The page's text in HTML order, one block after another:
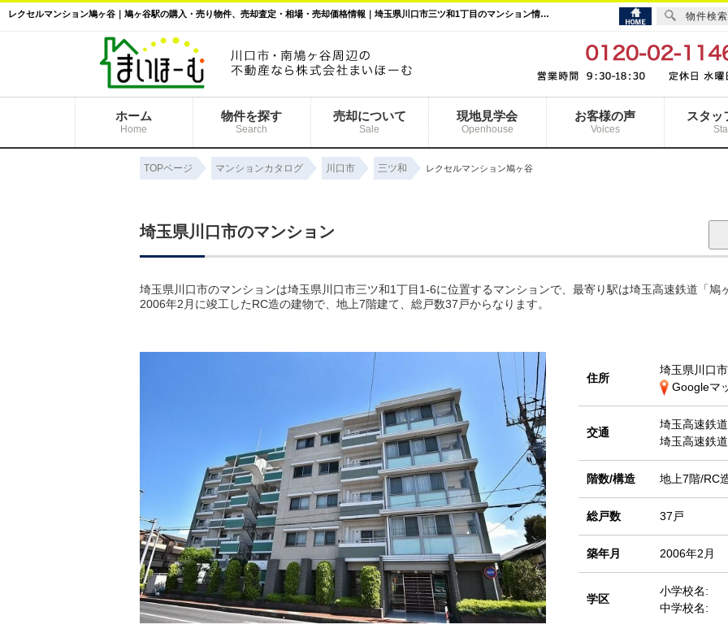
レクセルマンション鳩ヶ谷｜鳩ヶ谷駅の購入・売り物件、売却査定・相場・売却価格情報｜埼玉県川口市三ツ和1丁目のマンション情報｜まいほーむ
ホーム
Home
物件を探す
Search
売却について
Sale
現地見学会
Openhouse
お客様の声
Voices
スタッ
TOPページ マンションカタログ 川口市 三ツ和 レクセルマンション鳩ヶ谷
埼玉県川口市のマンション
埼玉県川口市のマンションは埼玉県川口市三ツ和1丁目1-6に位置するマンションで、最寄り駅は埼玉高速鉄道「鳩
2006年2月に竣工したRC造の建物で、地上7階建て、総戸数37戸からなります。
住所
埼玉県川口
Googleマ
交通
埼玉高速鉄道
埼玉高速鉄道
階数/構造 地上7階/RC
総戸数 37戸
築年月 2006年2月
学区
小学校名:
中学校名:
物件検索